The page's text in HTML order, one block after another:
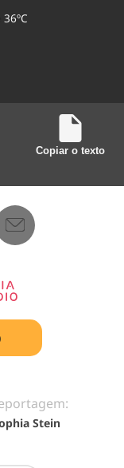
Copiar o texto
Stein